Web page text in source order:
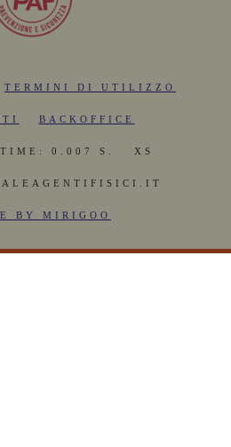
TERMINI DI UTILIZZO
BACKOFFICE
0.007 S. XS
BY MIRIGOO